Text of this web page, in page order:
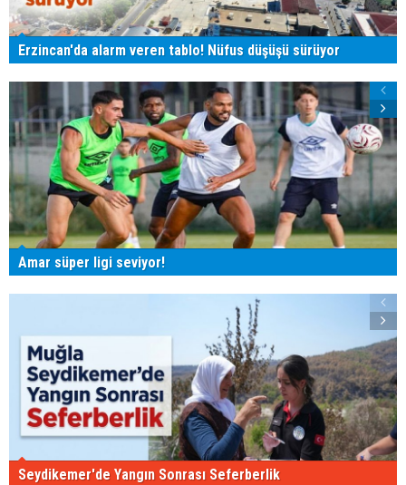
Erzincan'da alarm veren tablo! Nüfus düşüşü sürüyor
Amar süper ligi seviyor!
Seydikemer'de Yangın Sonrası Seferberlik